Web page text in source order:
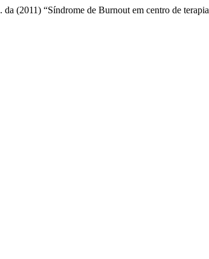
(2011) “Síndrome de Burnout em centro de